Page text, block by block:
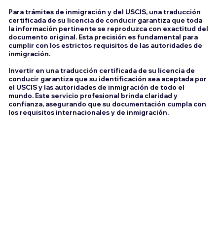
Para trámites de inmigración y del USCIS, una traducción
certificada de su licencia de conducir garantiza que toda
la información pertinente se reproduzca con exactitud del
documento original. Esta precisión es fundamental para
cumplir con los estrictos requisitos de las autoridades de
inmigración.
Invertir en una traducción certificada de su licencia de
conducir garantiza que su identificación sea aceptada por
el USCIS y las autoridades de inmigración de todo el
mundo. Este servicio profesional brinda claridad y
confianza, asegurando que su documentación cumpla con
los requisitos internacionales y de inmigración.